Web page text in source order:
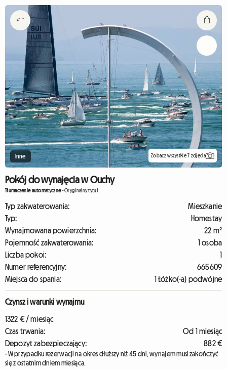
Inne Zobacz wszystkie 7 zdjęcia
Pokój do wynajęcia w Ouchy
Tłumaczenie automatyczne-Oryginalny tytuł
Typ zakwaterowania:
Mieszkanie
Typ:
Homestay
Wynajmowana powierzchnia:
22 m²
Pojemność zakwaterowania:
1 osoba
Liczba pokoi:
1
Numer referencyjny:
665609
Miejsca do spania:
1 Łóżko(-a) podwójne
Czynsz i warunki wynajmu
1322 € / miesiąc
Czas trwania:
Od 1 miesiąc
Depozyt zabezpieczający:
882 €
- W przypadku rezerwacji na okres dłuższy niż 45 dni, wynajem musi zakończyć
się z ostatnim dniem miesiąca.